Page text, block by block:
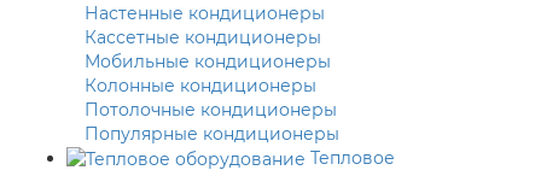
Настенные кондиционеры
Кассетные кондиционеры
Мобильные кондиционеры
Колонные кондиционеры
Потолочные кондиционеры
Популярные кондиционеры
Тепловое